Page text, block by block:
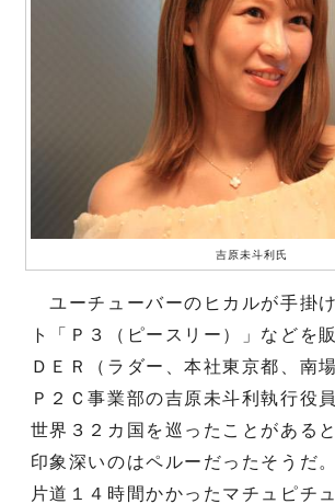
吉原未斗利氏
ユーチューバーのヒカルが手掛
ト「Ｐ３（ピースリー）」などを
ＤＥＲ（ラダー、本社東京都、南
Ｐ２Ｃ事業部の吉原未斗利執行役
世界３２カ国を巡ったことがある
印象深いのはペルーだったそうだ
片道１４時間かかったマチュピチ